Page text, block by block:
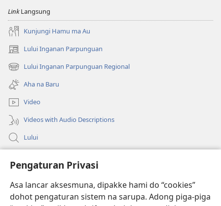
Pengaturan Privasi
Asa lancar aksesmuna, dipakke hami do “cookies”
dohot pengaturan sistem na sarupa. Adong piga-piga
LinkLangsung
Kunjungi Hamu ma Au
Lului Inganan Parpunguan
(opens
new
window)
Lului Inganan Parpunguan Regional
(opens
new
window)
Aha na Baru
Video
Videos with Audio Descriptions
Lului
(opens
new